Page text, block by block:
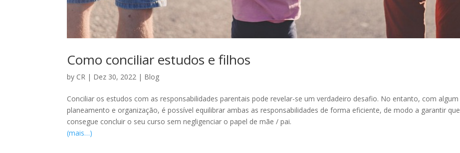
Como conciliar estudos e filhos
by CR | Dez 30, 2022 | Blog
Conciliar os estudos com as responsabilidades parentais pode revelar-se um verdadeiro desafio. No entanto, com algum
planeamento e organização, é possível equilibrar ambas as responsabilidades de forma eficiente, de modo a garantir que
consegue concluir o seu curso sem negligenciar o papel de mãe / pai.
(mais…)